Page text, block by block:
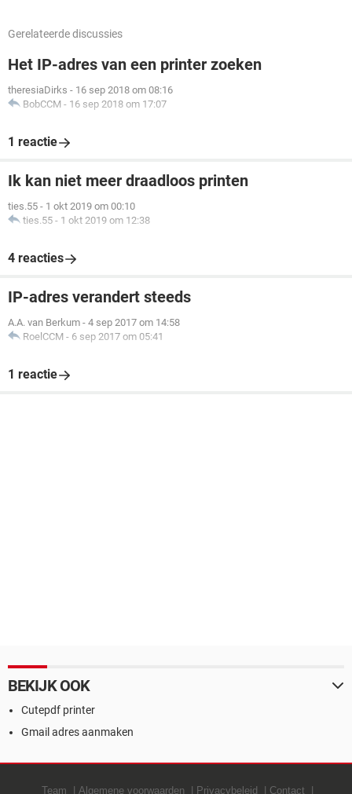
Gerelateerde discussies
Het IP-adres van een printer zoeken
theresiaDirks - 16 sep 2018 om 08:16
BobCCM - 16 sep 2018 om 17:07
1 reactie
Ik kan niet meer draadloos printen
ties.55 - 1 okt 2019 om 00:10
ties.55 - 1 okt 2019 om 12:38
4 reacties
IP-adres verandert steeds
A.A. van Berkum - 4 sep 2017 om 14:58
RoelCCM - 6 sep 2017 om 05:41
1 reactie
BEKIJK OOK
Cutepdf printer
Gmail adres aanmaken
Team Algemene voorwaarden Privacybeleid Contact